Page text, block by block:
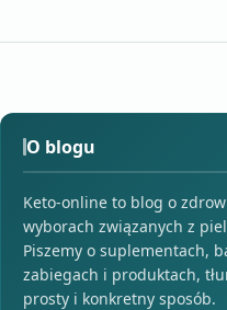
O blogu
Keto-online to blog o
wyborach związanych z
Piszemy o suplementach,
zabiegach i produktach,
prosty i konkretny sposób.